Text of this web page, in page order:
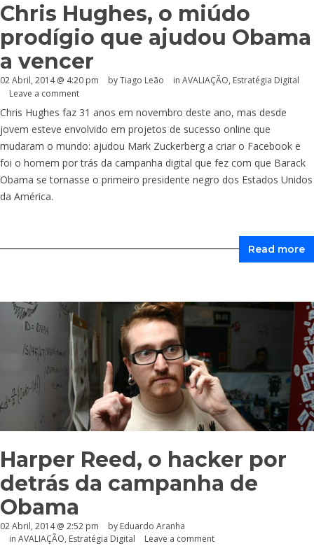
Chris Hughes, o miúdo
prodígio que ajudou Obama
a vencer
02 Abril, 2014 @ 4:20 pm by Tiago Leão in AVALIAÇÃO, Estratégia Digital
Leave a comment
Chris Hughes faz 31 anos em novembro deste ano, mas desde
jovem esteve envolvido em projetos de sucesso online que
mudaram o mundo: ajudou Mark Zuckerberg a criar o Facebook e
foi o homem por trás da campanha digital que fez com que Barack
Obama se tornasse o primeiro presidente negro dos Estados Unidos
da América.
Read more
Harper Reed, o hacker por
detrás da campanha de
Obama
02 Abril, 2014 @ 2:52 pm by Eduardo Aranha
in AVALIAÇÃO, Estratégia Digital Leave a comment